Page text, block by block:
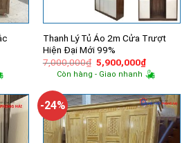
Thanh Lý Tủ Áo 2m Cửa Trượt
Hiện Đại Mới 99%
7,000,000₫ Giá
gốc
là:
5,900,000₫Giá
hiện
tại
Còn hàng - Giao nhanh
-24%